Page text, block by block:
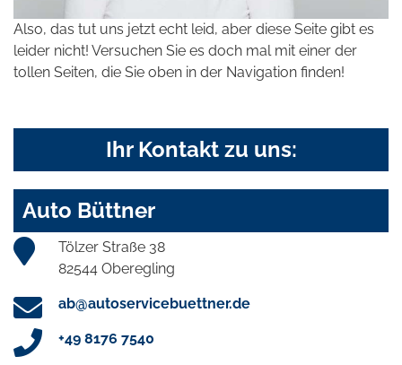
Also, das tut uns jetzt echt leid, aber diese Seite gibt es
leider nicht! Versuchen Sie es doch mal mit einer der
tollen Seiten, die Sie oben in der Navigation finden!
Ihr Kontakt zu uns:
Auto Büttner
Tölzer Straße 38
82544 Oberegling
ab@autoservicebuettner.de
+49 8176 7540